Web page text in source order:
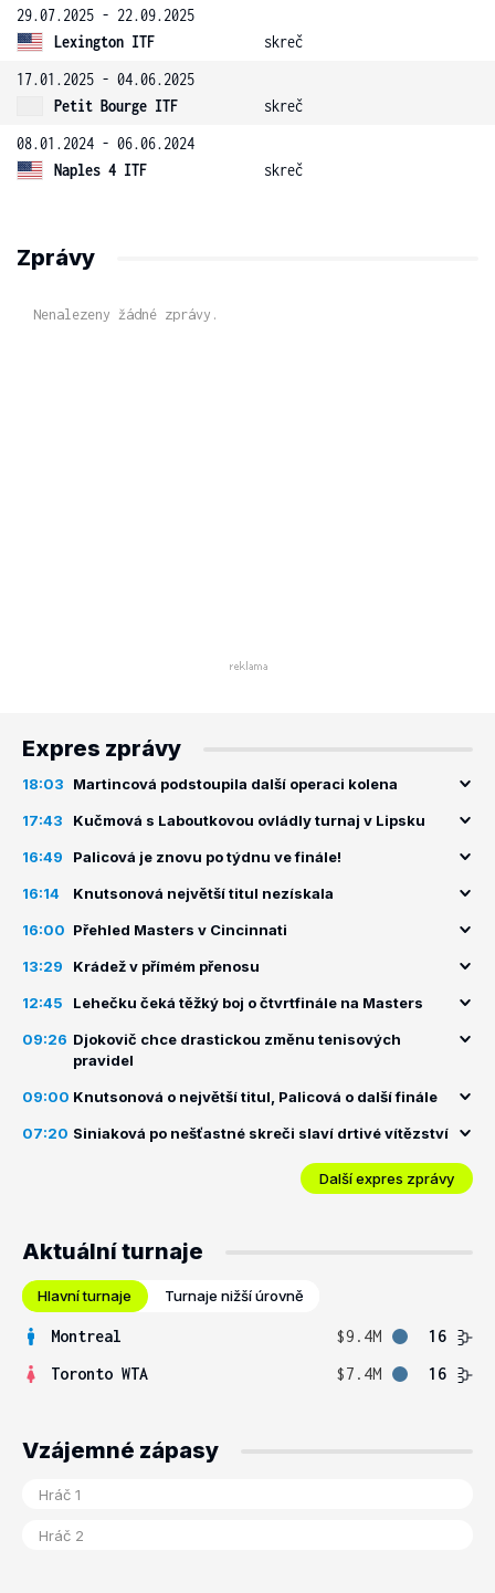
29.07.2025 - 22.09.2025
Lexington ITF
skreč
17.01.2025 - 04.06.2025
Petit Bourge ITF
skreč
08.01.2024 - 06.06.2024
Naples 4 ITF
skreč
Zprávy
Nenalezeny žádné zprávy.
Expres zprávy
18:03 Martincová podstoupila další operaci kolena
17:43 Kučmová s Laboutkovou ovládly turnaj v Lipsku
16:49 Palicová je znovu po týdnu ve finále!
16:14 Knutsonová největší titul nezískala
16:00 Přehled Masters v Cincinnati
13:29 Krádež v přímém přenosu
12:45 Lehečku čeká těžký boj o čtvrtfinále na Masters
09:26 Djokovič chce drastickou změnu tenisových
pravidel
09:00 Knutsonová o největší titul, Palicová o další finále
07:20 Siniaková po nešťastné skreči slaví drtivé vítězství
Další expres zprávy
Aktuální turnaje
Hlavní turnaje Turnaje nižší úrovně
Montreal $9.4M
16
Toronto WTA
$7.4M 16
Vzájemné zápasy